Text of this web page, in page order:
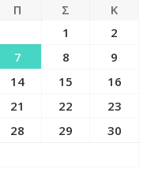
Π Σ
Κ
1
2
7 8
9
14 15
16
21 22
23
28 29
30